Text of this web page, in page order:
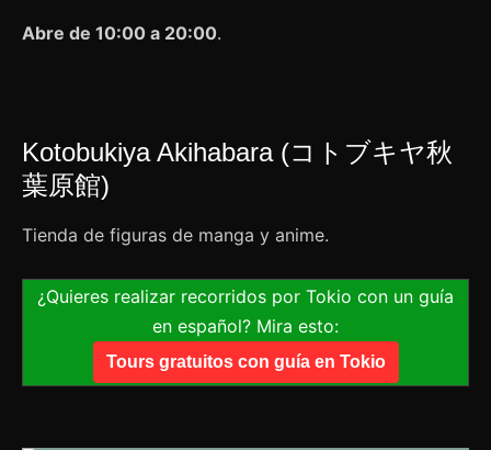
Abre de 10:00 a 20:00.
Kotobukiya Akihabara (コトブキヤ秋
葉原館)
Tienda de figuras de manga y anime.
¿Quieres realizar recorridos por Tokio con un guía
en español? Mira esto:
Tours gratuitos con guía en Tokio